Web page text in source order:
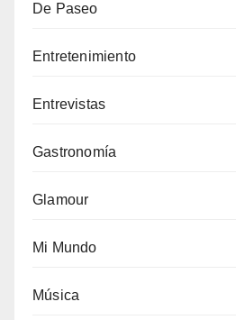
De Paseo
Entretenimiento
Entrevistas
Gastronomía
Glamour
Mi Mundo
Música